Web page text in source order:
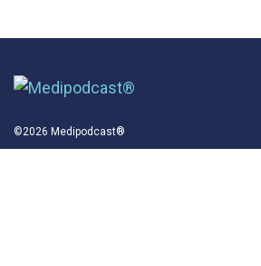
©2026 Medipodcast®